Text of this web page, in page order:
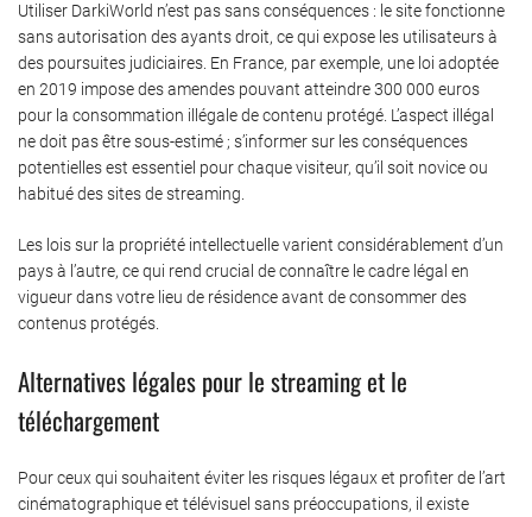
Utiliser DarkiWorld n’est pas sans conséquences : le site fonctionne
sans autorisation des ayants droit, ce qui expose les utilisateurs à
des poursuites judiciaires. En France, par exemple, une loi adoptée
en 2019 impose des amendes pouvant atteindre 300 000 euros
pour la consommation illégale de contenu protégé. L’aspect illégal
ne doit pas être sous-estimé ; s’informer sur les conséquences
potentielles est essentiel pour chaque visiteur, qu’il soit novice ou
habitué des sites de streaming.
Les lois sur la propriété intellectuelle varient considérablement d’un
pays à l’autre, ce qui rend crucial de connaître le cadre légal en
vigueur dans votre lieu de résidence avant de consommer des
contenus protégés.
Alternatives légales pour le streaming et le
téléchargement
Pour ceux qui souhaitent éviter les risques légaux et profiter de l’art
cinématographique et télévisuel sans préoccupations, il existe